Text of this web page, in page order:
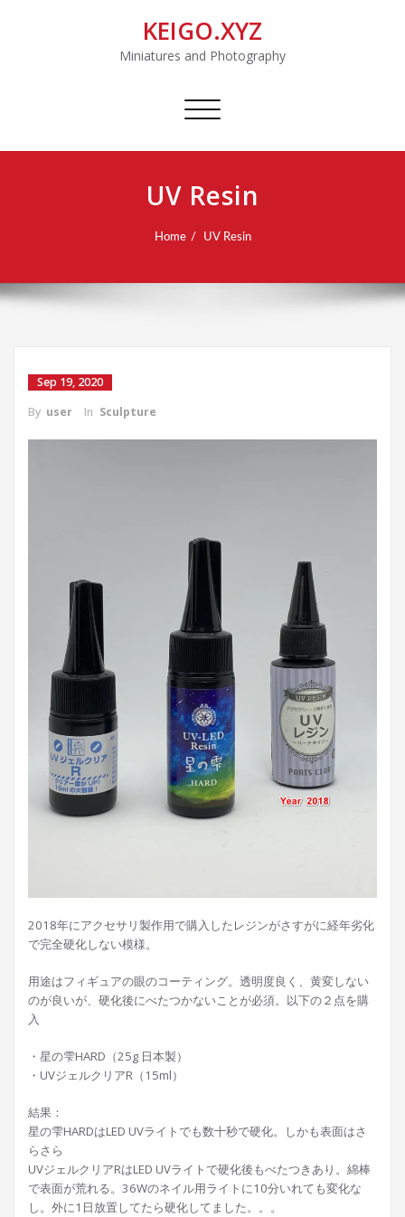
KEIGO.XYZ
Miniatures and Photography
Toggle
UV Resin
Home UV Resin
Sep 19, 2020
By user In Sculpture
2018年にアクセサリ製作用で購入したレジンがさすがに経年劣化
で完全硬化しない模様。
用途はフィギュアの眼のコーティング。透明度良く、黄変しない
のが良いが、硬化後にべたつかないことが必須。以下の２点を購
入
・星の雫HARD（25g 日本製）
・UVジェルクリアR（15ml）
結果：
星の雫HARDはLED UVライトでも数十秒で硬化。しかも表面はさ
らさら
UVジェルクリアRはLED UVライトで硬化後もべたつきあり。綿棒
で表面が荒れる。36Wのネイル用ライトに10分いれても変化な
し。外に1日放置してたら硬化してました。。。